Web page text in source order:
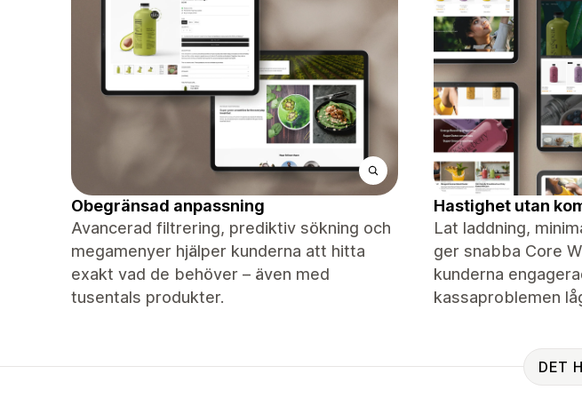
Obegränsad anpassning
Avancerad filtrering, prediktiv sökning och
megamenyer hjälper kunderna att hitta
exakt vad de behöver – även med
tusentals produkter.
Hastighet utan
Lat laddning,
ger snabba Core
kunderna
kassaproblemen
DET